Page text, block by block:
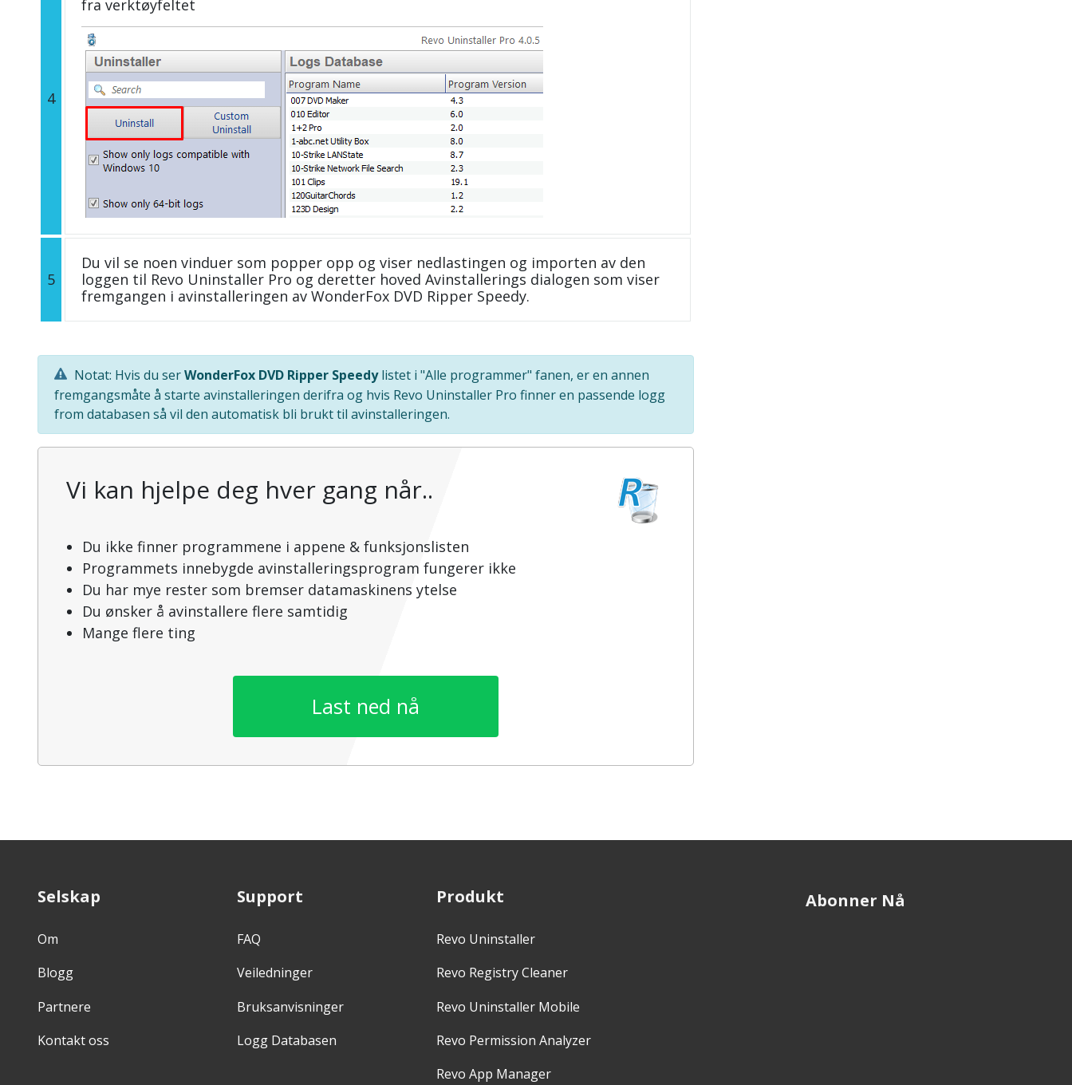
4
fra verktøyfeltet
5
Du vil se noen vinduer som popper opp og viser nedlastingen og importen av den
loggen til Revo Uninstaller Pro og deretter hoved Avinstallerings dialogen som viser
fremgangen i avinstalleringen av WonderFox DVD Ripper Speedy.
Notat: Hvis du serWonderFox DVD Ripper Speedylistet i "Alle programmer" fanen, er en annen
fremgangsmåte å starte avinstalleringen derifra og hvis Revo Uninstaller Pro finner en passende logg
from databasen så vil den automatisk bli brukt til avinstalleringen.
Vi kan hjelpe deg hver gang når..
Du ikke finner programmene i appene & funksjonslisten
Programmets innebygde avinstalleringsprogram fungerer ikke
Du har mye rester som bremser datamaskinens ytelse
Du ønsker å avinstallere flere samtidig
Mange flere ting
Last ned nå
Selskap
Om
Blogg
Partnere
Kontakt oss
Support
FAQ
Veiledninger
Bruksanvisninger
Logg Databasen
Produkt
Revo Uninstaller
Revo Registry Cleaner
Revo Uninstaller Mobile
Revo Permission Analyzer
Revo App Manager
Abonner Nå